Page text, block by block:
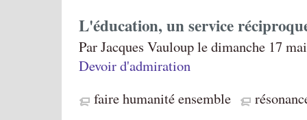
L'éducation, un service
Par Jacques Vauloup le dimanche 17
Devoir d'admiration
faire humanité ensemble